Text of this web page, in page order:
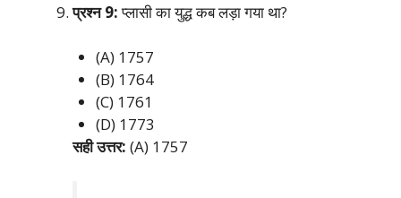
प्रश्न 9:प्लासी का युद्ध कब लड़ा गया था?
(A) 1757
(B) 1764
(C) 1761
(D) 1773
सही उत्तर: (A) 1757